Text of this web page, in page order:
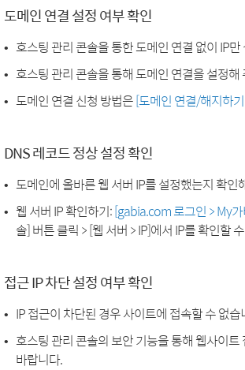
도메인 연결 설정 여부 확인
호스팅 관리 콘솔을 통한 도메인 연결 없이 IP
호스팅 관리 콘솔을 통해 도메인 연결을 설정해
도메인 연결 신청 방법은[도메인 연결/해지하
DNS 레코드 정상 설정 확인
도메인에 올바른 웹 서버 IP를 설정했는지 확인
웹 서버 IP 확인하기:[gabia.com 로그인 > My
솔] 버튼 클릭 > [웹 서버 > IP]에서 IP를 확인할
접근 IP 차단 설정 여부 확인
IP 접근이 차단된 경우 사이트에 접속할 수 없습
호스팅 관리 콘솔의 보안 기능을 통해 웹사이
바랍니다.